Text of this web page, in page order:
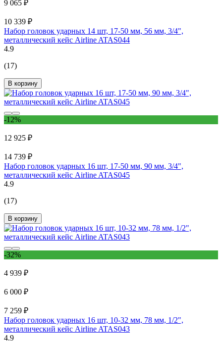
9 065 ₽
10 339 ₽
Набор головок ударных 14 шт, 17-50 мм, 56 мм, 3/4",
металлический кейс Airline ATAS044
4.9
(17)
В корзину
-12%
12 925 ₽
14 739 ₽
Набор головок ударных 16 шт, 17-50 мм, 90 мм, 3/4",
металлический кейс Airline ATAS045
4.9
(17)
В корзину
-32%
4 939 ₽
6 000 ₽
7 259 ₽
Набор головок ударных 16 шт, 10-32 мм, 78 мм, 1/2",
металлический кейс Airline ATAS043
4.9